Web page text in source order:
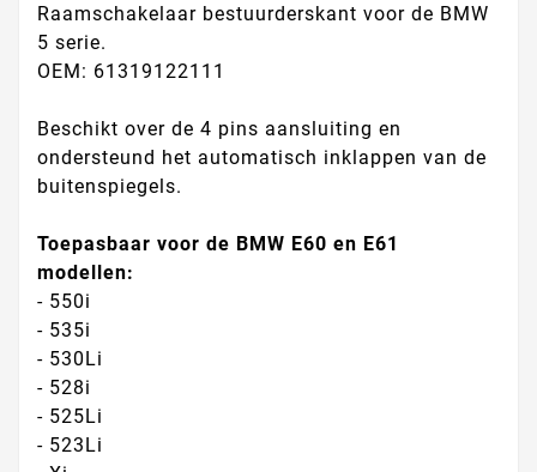
Raamschakelaar bestuurderskant voor de BMW
5 serie.
OEM: 61319122111
Beschikt over de 4 pins aansluiting en
ondersteund het automatisch inklappen van de
buitenspiegels.
Toepasbaar voor de BMW E60 en E61
modellen:
- 550i
- 535i
- 530Li
- 528i
- 525Li
- 523Li